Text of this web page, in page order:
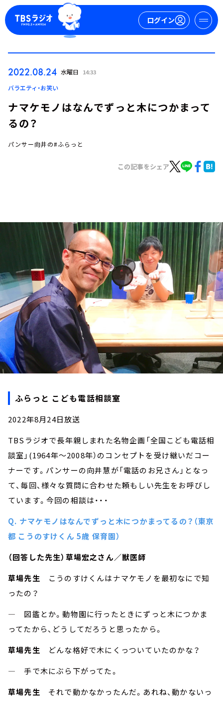
ログイン
ログイン
お知らせ
イベント・グッズ
YouTube
会社情報
2022.08.24 水曜日 14:33
バラエティ・お笑い
ナマケモノはなんでずっと木につかまって
るの？
パンサー向井の#ふらっと
この記事をシェア
ふらっと こども電話相談室
2022年8月24日放送
TBSラジオで長年親しまれた名物企画「全国こども電話相
談室」(1964年～2008年）のコンセプトを受け継いだコー
ナーです。パンサーの向井慧が「電話のお兄さん」となっ
て、毎回、様々な質問に合わせた頼もしい先生をお呼びし
ています。今回の相談は・・・
Q. ナマケモノはなんでずっと木につかまってるの？（東京
都 こうのすけくん 5歳 保育園）
（回答した先生）草場宏之さん／獣医師
草場先生 こうのすけくんはナマケモノを最初なにで知
ったの？
― 図鑑とか。動物園に行ったときにずっと木につかま
ってたから、どうしてだろうと思ったから。
草場先生 どんな格好で木にくっついていたのかな？
― 手で木にぶら下がってた。
草場先生 それで動かなかったんだ。あれね、動かないっ